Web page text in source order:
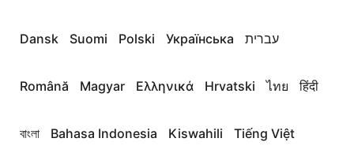
Dansk Suomi Polski Українська עברית
Română Magyar Ελληνικά Hrvatski ไทย हिंदी
বাংলা Bahasa Indonesia Kiswahili Tiếng Việt